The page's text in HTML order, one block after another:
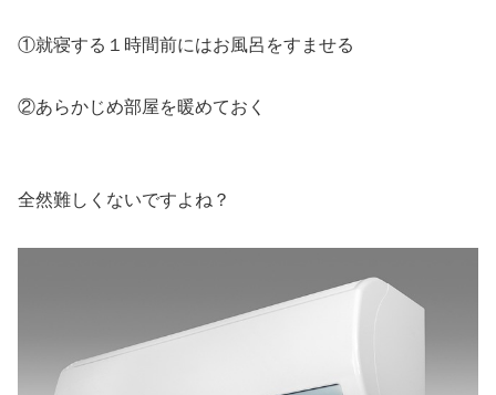
①就寝する１時間前にはお風呂をすませる
②あらかじめ部屋を暖めておく
全然難しくないですよね？